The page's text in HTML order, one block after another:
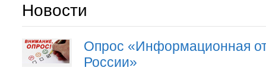
Новости
Опрос «Информационная
России»